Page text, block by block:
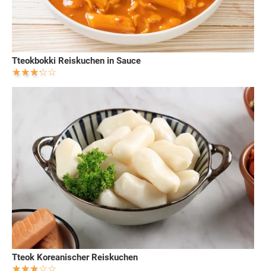
Tteokbokki Reiskuchen in Sauce
Tteok Koreanischer Reiskuchen